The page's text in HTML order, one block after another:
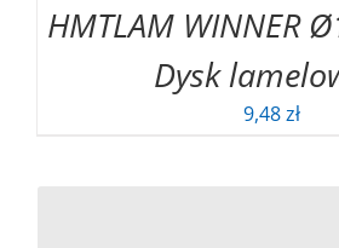
HMTLAM WINNER
Dysk
9,48zł